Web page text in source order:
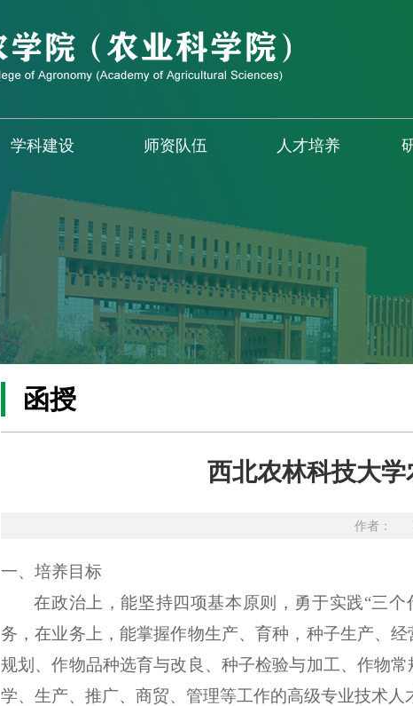
学科建设 师资队伍 人才培养
函授
西北农林科技大
作者：
一、培养目标
在政治上，能坚持四项基本原则，勇于实践“三
务，在业务上，能掌握作物生产、育种，种子生产、
规划、作物品种选育与改良、种子检验与加工、作物
学、生产、推广、商贸、管理等工作的高级专业技术人